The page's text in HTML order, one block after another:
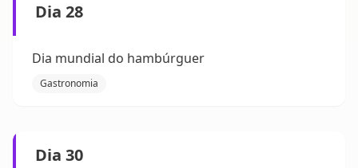
Dia 28
Dia mundial do hambúrguer
Gastronomia
Dia 30